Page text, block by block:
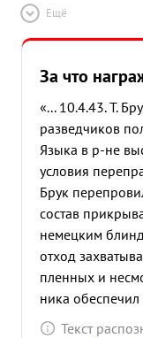
Ещё
За что
«... 10.4.43. Т.
разведчиков
Языка в р-не
условия
Брук
состав
немецким
отход
пленных и
ника
сторону. ...»
Текст